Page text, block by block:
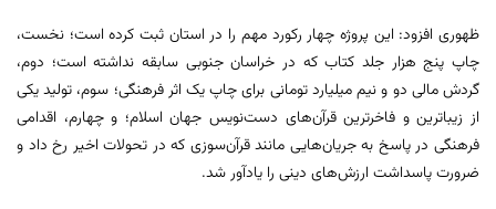
ظهوری افزود: این پروژه چهار رکورد مهم را در استان ثبت کرده است؛ نخست،
چاپ پنج هزار جلد کتاب که در خراسان جنوبی سابقه نداشته است؛ دوم،
گردش مالی دو و نیم میلیارد تومانی برای چاپ یک اثر فرهنگی؛ سوم، تولید یکی
از زیباترین و فاخرترین قرآن‌های دست‌نویس جهان اسلام؛ و چهارم، اقدامی
فرهنگی در پاسخ به جریان‌هایی مانند قرآن‌سوزی که در تحولات اخیر رخ داد و
ضرورت پاسداشت ارزش‌های دینی را یادآور شد.